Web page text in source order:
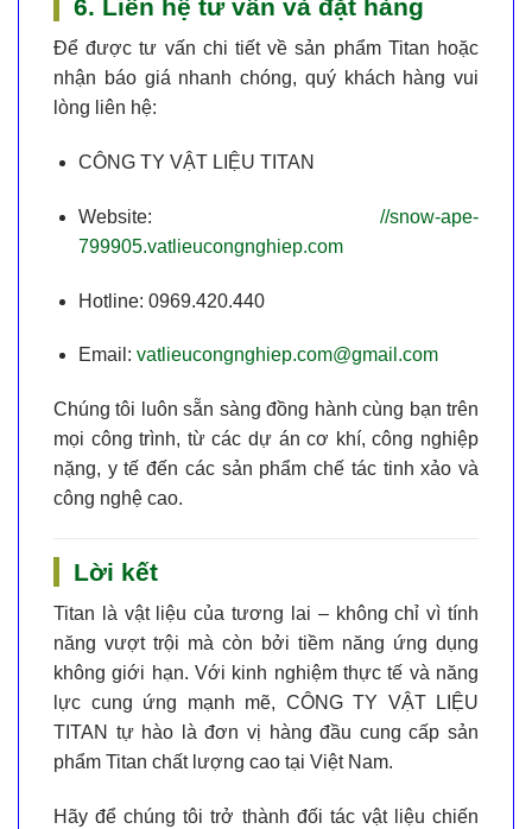
6. Liên hệ tư vấn và đặt hàng
Để được tư vấn chi tiết về sản phẩm Titan hoặc
nhận báo giá nhanh chóng, quý khách hàng vui
lòng liên hệ:
CÔNG TY VẬT LIỆU TITAN
Website:
//snow-ape-
799905.vatlieucongnghiep.com
Hotline: 0969.420.440
Email: vatlieucongnghiep.com@gmail.com
Chúng tôi luôn sẵn sàng đồng hành cùng bạn trên
mọi công trình, từ các dự án cơ khí, công nghiệp
nặng, y tế đến các sản phẩm chế tác tinh xảo và
công nghệ cao.
Lời kết
Titan là vật liệu của tương lai – không chỉ vì tính
năng vượt trội mà còn bởi tiềm năng ứng dụng
không giới hạn. Với kinh nghiệm thực tế và năng
lực cung ứng mạnh mẽ, CÔNG TY VẬT LIỆU
TITAN tự hào là đơn vị hàng đầu cung cấp sản
phẩm Titan chất lượng cao tại Việt Nam.
Hãy để chúng tôi trở thành đối tác vật liệu chiến